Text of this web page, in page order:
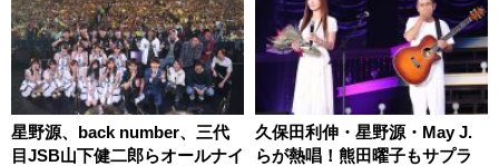
星野源、back number、三代
目JSB山下健二郎らオールナイ
久保田利伸・星野源・May J.
らが熱唱！熊田曜子もサプラ